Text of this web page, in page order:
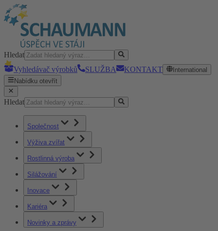
Hledat
Vyhledávač výrobků
SLUŽBA KONTAKT
International
Nabídku otevřít
Hledat
Společnost
Výživa zvířat
Rostlinná výroba
Silážování
Inovace
Kariéra
Novinky a zprávy